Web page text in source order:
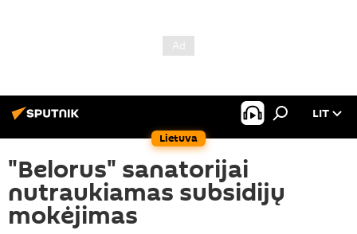
Lietuva
LIT
"Belorus" sanatorijai
nutraukiamas subsidijų
mokėjimas